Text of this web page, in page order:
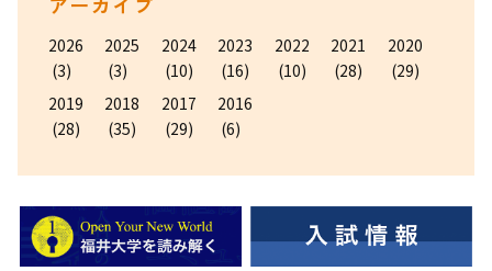
2026
(3)
2025
(3)
2024
(10)
2023
(16)
2022
(10)
2021
(28)
2020
(29)
2019
(28)
2018
(35)
2017
(29)
2016
(6)